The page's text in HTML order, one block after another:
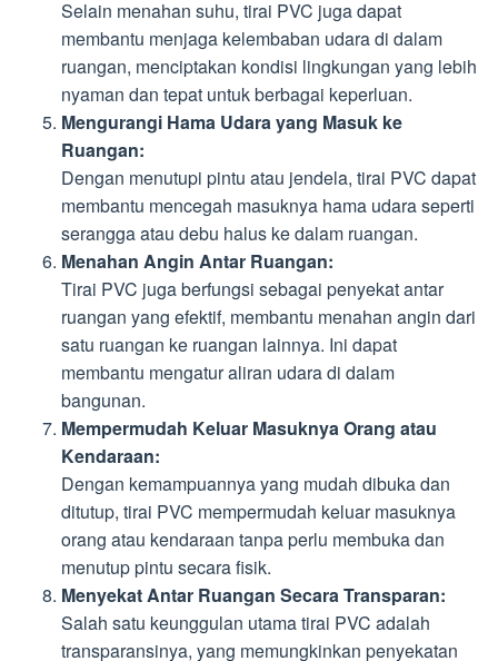
Selain menahan suhu, tirai PVC juga dapat
membantu menjaga kelembaban udara di dalam
ruangan, menciptakan kondisi lingkungan yang lebih
nyaman dan tepat untuk berbagai keperluan.
Mengurangi Hama Udara yang Masuk ke
Ruangan:
Dengan menutupi pintu atau jendela, tirai PVC dapat
membantu mencegah masuknya hama udara seperti
serangga atau debu halus ke dalam ruangan.
Menahan Angin Antar Ruangan:
Tirai PVC juga berfungsi sebagai penyekat antar
ruangan yang efektif, membantu menahan angin dari
satu ruangan ke ruangan lainnya. Ini dapat
membantu mengatur aliran udara di dalam
bangunan.
Mempermudah Keluar Masuknya Orang atau
Kendaraan:
Dengan kemampuannya yang mudah dibuka dan
ditutup, tirai PVC mempermudah keluar masuknya
orang atau kendaraan tanpa perlu membuka dan
menutup pintu secara fisik.
Menyekat Antar Ruangan Secara Transparan:
Salah satu keunggulan utama tirai PVC adalah
transparansinya, yang memungkinkan penyekatan